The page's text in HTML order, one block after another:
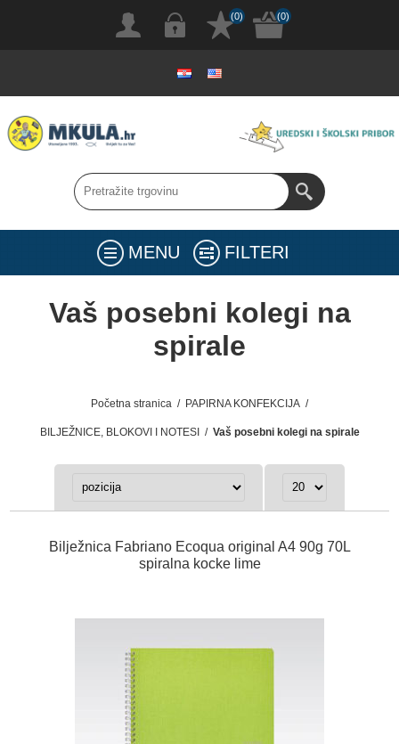
(0) (0)
MENU FILTERI
Vaš posebni kolegi na
spirale
Početna stranica / PAPIRNA KONFEKCIJA /
BILJEŽNICE, BLOKOVI I NOTESI / Vaš posebni kolegi na spirale
Bilježnica Fabriano Ecoqua original A4 90g 70L
spiralna kocke lime